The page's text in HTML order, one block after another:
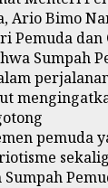
Ario Bimo
Pemuda dan
Sumpah
pemuda